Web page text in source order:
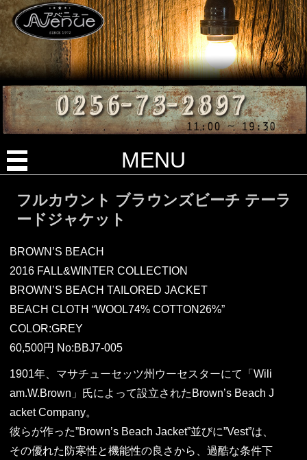
MENU
フルカウント ブラウンズビーチ テーラ
ードジャケット
BROWN’S BEACH
2016 FALL&WINTER COLLECTION
BROWN’S BEACH TAILORED JACKET
BEACH CLOTH “WOOL74% COTTON26%”
COLOR:GREY
60,500円 No:BBJ7-005
1901年、マサチューセッツ州ウーセスターにて「Wili
am.W.Brown」氏によって設立されたBrown’s Beach J
acket Company。
彼らが作った”Brown’s Beach Jacket”並びに”Vest”は、
その優れた防寒性と機能性の良さから、過酷な条件下